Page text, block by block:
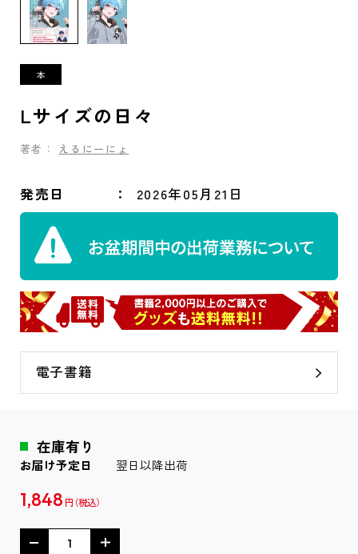
Lサイズの日々
著者： えるにーにょ
発売日 2026年05月21日
電子書籍
在庫有り
お届け予定日 翌日以降出荷
1,848 円